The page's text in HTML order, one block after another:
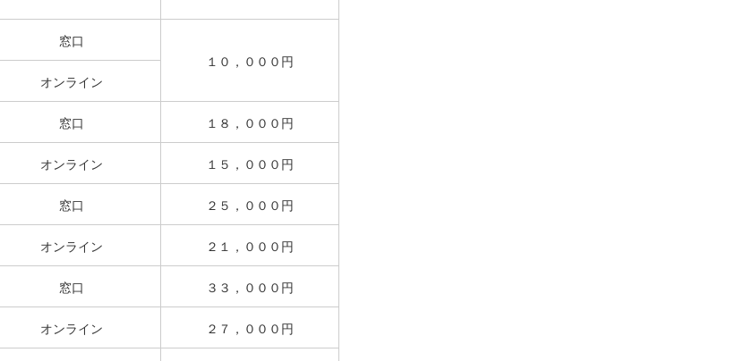
窓口
１０，０００円
オンライン
窓口 １８，０００円
オンライン １５，０００円
窓口 ２５，０００円
オンライン ２１，０００円
窓口 ３３，０００円
オンライン ２７，０００円